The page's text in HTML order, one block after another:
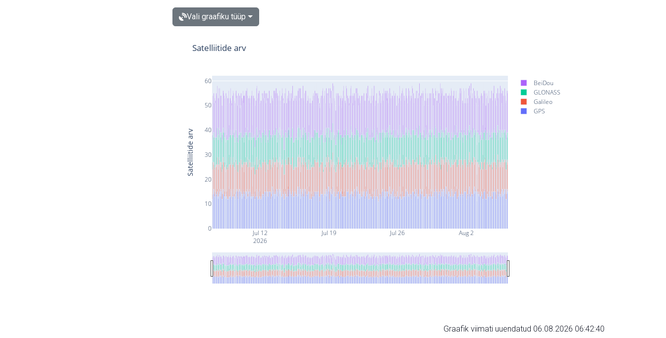
Vali graafiku tüüp
Jul 12
2026
Jul 19 Jul 26 Aug 2
0
10
20
30
40
50
60
BeiDou
GLONASS
Galileo
GPS
Satelliitide arv
Satelliitide arv
Graafik viimati uuendatud 06.08.2026 06:42:40